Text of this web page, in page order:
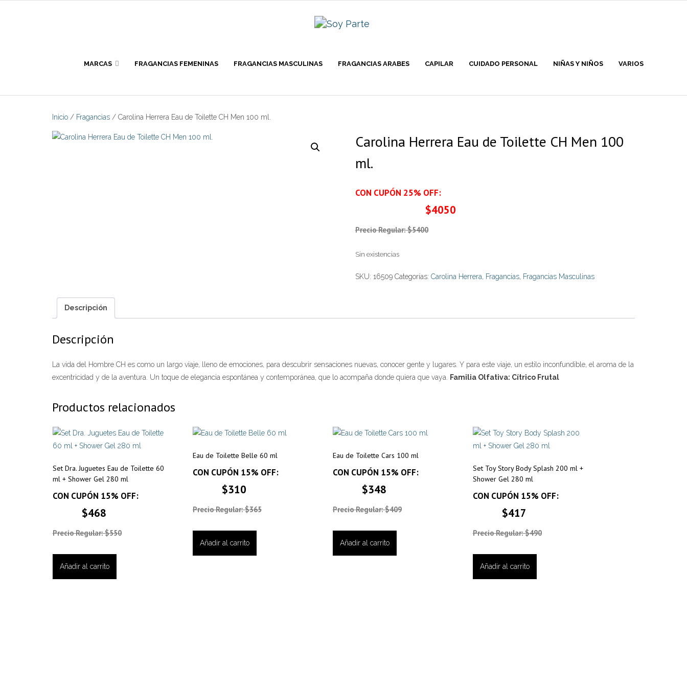
MARCAS FRAGANCIAS FEMENINAS FRAGANCIAS MASCULINAS FRAGANCIAS ARABES CAPILAR CUIDADO PERSONAL NIÑAS Y NIÑOS VARIOS
Inicio / Fragancias / Carolina Herrera Eau de Toilette CH Men 100 ml.
Carolina Herrera Eau de Toilette CH Men 100
ml.
CON CUPÓN 25% OFF:
$4050
Precio Regular: $5400
Sin existencias
SKU: 16509 Categorías: Carolina Herrera, Fragancias, Fragancias Masculinas
Descripción
Descripción
La vida del Hombre CH es como un largo viaje, lleno de emociones, para descubrir sensaciones nuevas, conocer gente y lugares. Y para este viaje, un estilo inconfundible, el aroma de la
excentricidad y de la aventura. Un toque de elegancia espontánea y contemporánea, que lo acompaña donde quiera que vaya. Familia Olfativa: Cítrico Frutal
Productos relacionados
Set Dra. Juguetes Eau de Toilette 60
ml + Shower Gel 280 ml
CON CUPÓN 15% OFF:
$468
Precio Regular: $550
Añadir al carrito
Eau de Toilette Belle 60 ml
CON CUPÓN 15% OFF:
$310
Precio Regular: $365
Añadir al carrito
Eau de Toilette Cars 100 ml
CON CUPÓN 15% OFF:
$348
Precio Regular: $409
Añadir al carrito
Set Toy Story Body Splash 200 ml +
Shower Gel 280 ml
CON CUPÓN 15% OFF:
$417
Precio Regular: $490
Añadir al carrito